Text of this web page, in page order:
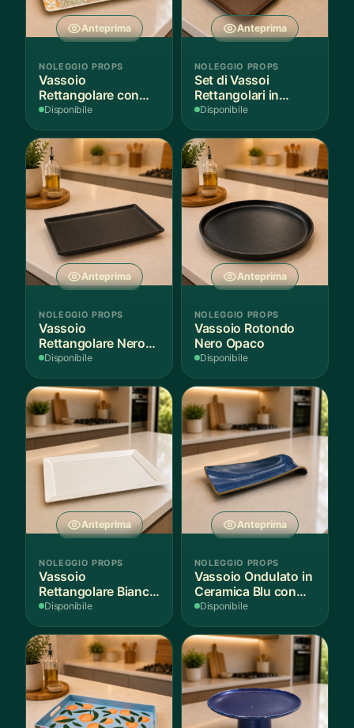
Anteprima
NOLEGGIO PROPS
Vassoio
Rettangolare con
Fantasia
Disponibile
Anteprima
NOLEGGIO PROPS
Set di Vassoi
Rettangolari in
Finitura Legno
Disponibile
Anteprima
NOLEGGIO PROPS
Vassoio
Rettangolare Nero
Opaco
Disponibile
Anteprima
NOLEGGIO PROPS
Vassoio Rotondo
Nero Opaco
Disponibile
Anteprima
NOLEGGIO PROPS
Vassoio
Rettangolare Bianco
per Scenografie
Disponibile
Anteprima
NOLEGGIO PROPS
Vassoio Ondulato in
Ceramica Blu con
Bordo Dorato
Disponibile